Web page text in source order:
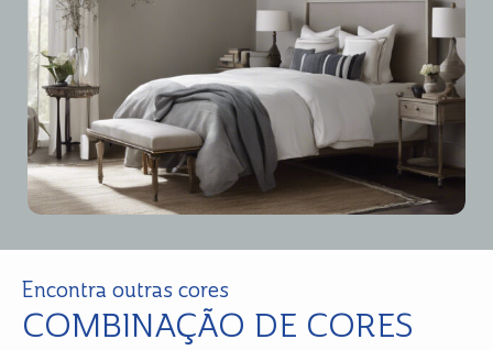
Encontra outras cores
COMBINAÇÃO DE CORES